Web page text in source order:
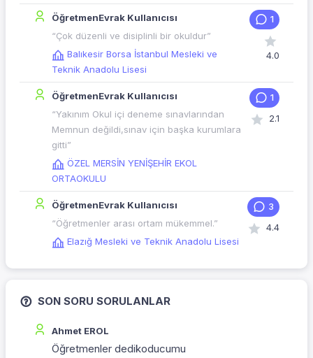
ÖğretmenEvrak Kullanıcısı
“Çok düzenli ve disiplinli bir okuldur”
Balıkesir Borsa İstanbul Mesleki ve
Teknik Anadolu Lisesi
1
4.0
ÖğretmenEvrak Kullanıcısı
“Yakınım Okul içi deneme sınavlarından
Memnun değildi,sınav için başka kurumlara
gitti”
ÖZEL MERSİN YENİŞEHİR EKOL
ORTAOKULU
1
2.1
ÖğretmenEvrak Kullanıcısı
“Öğretmenler arası ortam mükemmel.”
Elazığ Mesleki ve Teknik Anadolu Lisesi
3
4.4
SON SORU SORULANLAR
Ahmet EROL
Öğretmenler dedikoducumu